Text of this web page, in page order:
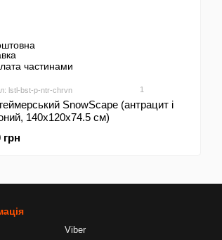
lstl-bst-p-ntr-chrvn 1
SnowScape (антрацит і
140х120х74.5 см)
грн
Viber